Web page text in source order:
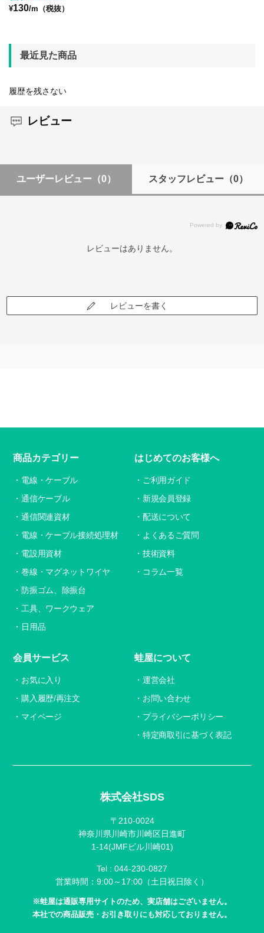
¥130/m（税抜）
最近見た商品
履歴を残さない
レビュー
ユーザーレビュー （0） スタッフレビュー（0）
レビューはありません。
レビューを書く
株式会社SDS
〒210-0024
神奈川県川崎市川崎区日進町
1-14(JMFビル川崎01)
Tel : 044-230-0827
営業時間：9:00～17:00（土日祝日除く）
※蛙屋は通販専用サイトのため、実店舗はございません。
本社での商品販売・お引き取りにも対応しておりません。
商品カテゴリー
電線・ケーブル
通信ケーブル
通信関連資材
電線・ケーブル接続処理材
電設用資材
巻線・マグネットワイヤ
防振ゴム、除振台
工具、ワークウェア
日用品
はじめてのお客様へ
ご利用ガイド
新規会員登録
配送について
よくあるご質問
技術資料
コラム一覧
会員サービス
お気に入り
購入履歴/再注文
マイページ
蛙屋について
運営会社
お問い合わせ
プライバシーポリシー
特定商取引に基づく表記